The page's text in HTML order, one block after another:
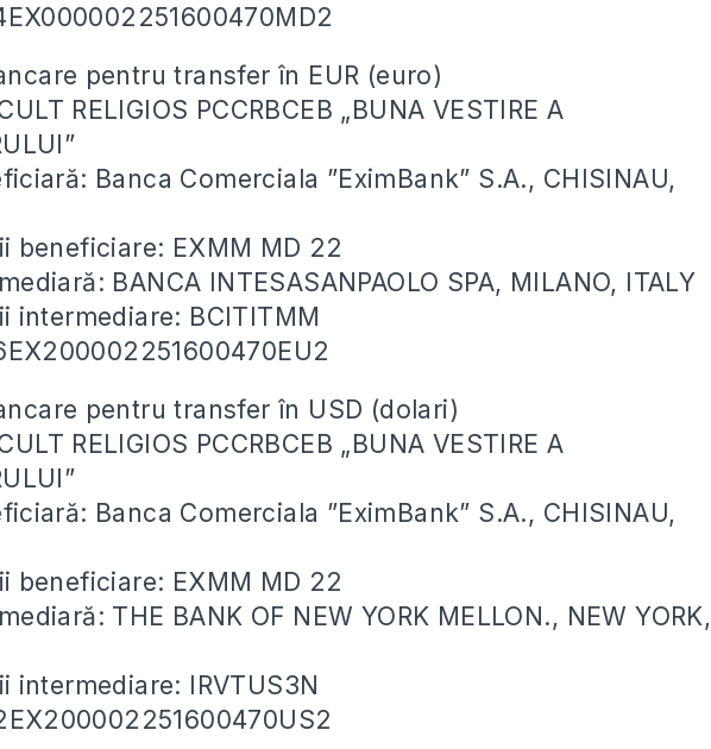
pentru transfer în EUR (euro)
RELIGIOS PCCRBCEB „BUNA VESTIRE A
Banca Comerciala ”EximBank” S.A., CHISINAU,
beneficiare: EXMM MD 22
BANCA INTESASANPAOLO SPA, MILANO, ITALY
intermediare: BCITITMM
pentru transfer în USD (dolari)
RELIGIOS PCCRBCEB „BUNA VESTIRE A
Banca Comerciala ”EximBank” S.A., CHISINAU,
beneficiare: EXMM MD 22
THE BANK OF NEW YORK MELLON., NEW YORK,
intermediare: IRVTUS3N